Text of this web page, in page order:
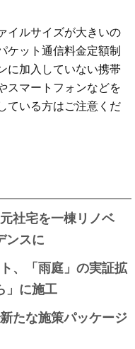
イルサイズが大きいの
ケット通信料金定額制
に加入していない携帯
スマートフォンなどを
ている方はご注意くだ
社宅を一棟リノベ
ンスに
、「雨庭」の実証拡
」に施工
たな施策パッケージ